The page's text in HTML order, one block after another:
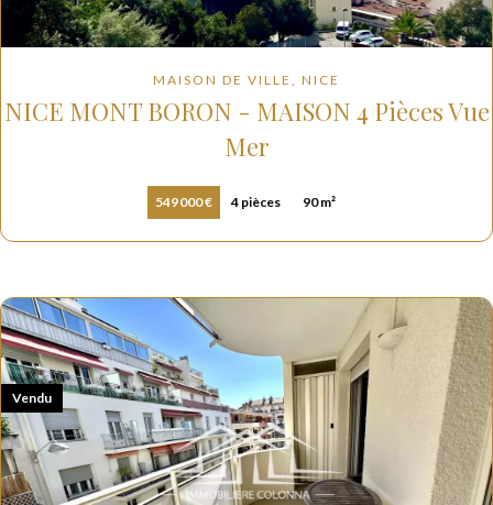
MAISON DE VILLE, NICE
NICE MONT BORON - MAISON 4 Pièces Vue
Mer
549 000 € 4 pièces 90 m²
Vendu